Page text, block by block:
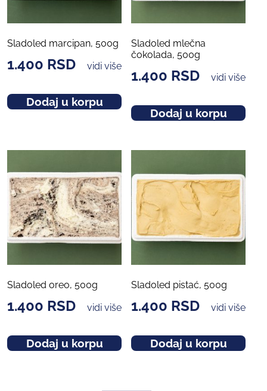
Sladoled marcipan, 500g
1.400 RSD vidi više
Dodaj u korpu
Sladoled mlečna
čokolada, 500g
1.400 RSD vidi više
Dodaj u korpu
Sladoled oreo, 500g
1.400 RSD vidi više
Dodaj u korpu
Sladoled pistać, 500g
1.400 RSD vidi više
Dodaj u korpu